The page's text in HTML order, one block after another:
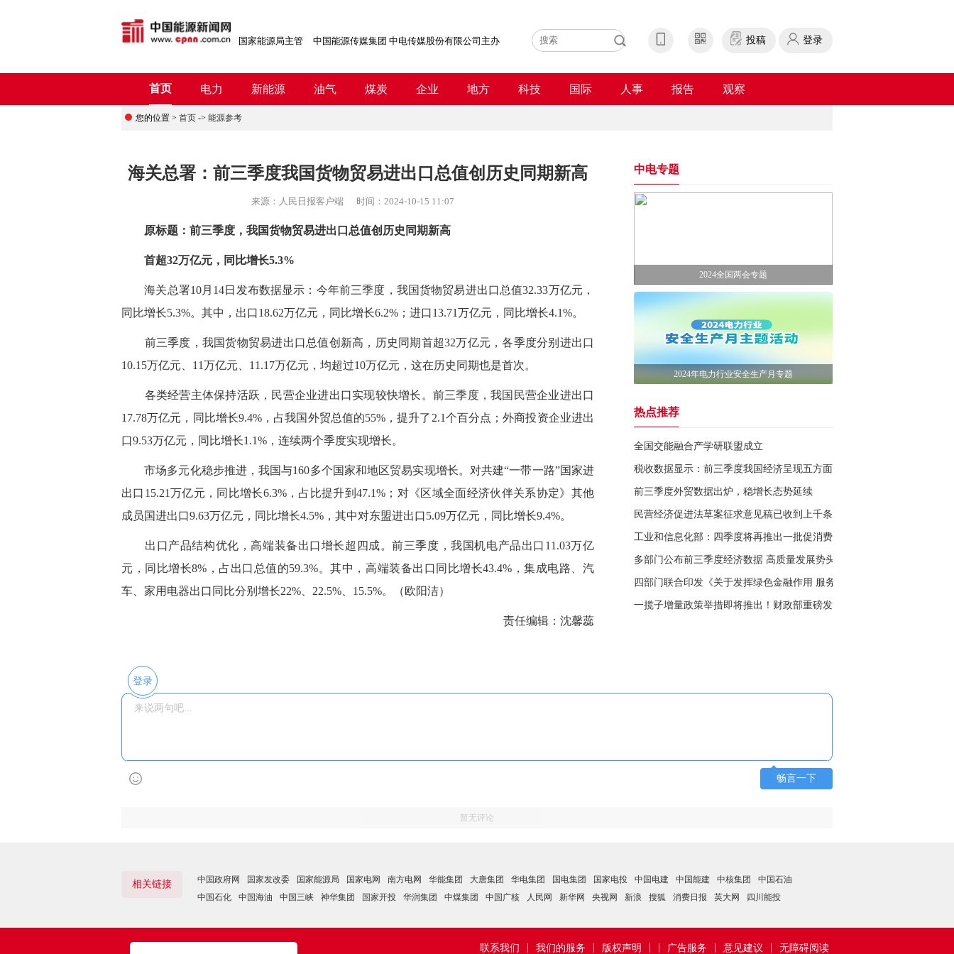
国家能源局主管 中国能源传媒集团 中电传媒股份有限公司主办 投稿 登录
首页 电力 新能源 油气 煤炭 企业 地方 科技 国际 人事 报告 观察
您的位置 > 首页 -> 能源参考
海关总署：前三季度我国货物贸易进出口总值创历史同期新高
来源： 人民日报客户端 时间： 2024-10-15 11:07
原标题：前三季度，我国货物贸易进出口总值创历史同期新高
首超32万亿元，同比增长5.3%
海关总署10月14日发布数据显示：今年前三季度，我国货物贸易进出口总值32.33万亿元，
同比增长5.3%。其中，出口18.62万亿元，同比增长6.2%；进口13.71万亿元，同比增长4.1%。
前三季度，我国货物贸易进出口总值创新高，历史同期首超32万亿元，各季度分别进出口
10.15万亿元、11万亿元、11.17万亿元，均超过10万亿元，这在历史同期也是首次。
各类经营主体保持活跃，民营企业进出口实现较快增长。前三季度，我国民营企业进出口
17.78万亿元，同比增长9.4%，占我国外贸总值的55%，提升了2.1个百分点；外商投资企业进出
口9.53万亿元，同比增长1.1%，连续两个季度实现增长。
市场多元化稳步推进，我国与160多个国家和地区贸易实现增长。对共建“一带一路”国家进
出口15.21万亿元，同比增长6.3%，占比提升到47.1%；对《区域全面经济伙伴关系协定》其他
成员国进出口9.63万亿元，同比增长4.5%，其中对东盟进出口5.09万亿元，同比增长9.4%。
出口产品结构优化，高端装备出口增长超四成。前三季度，我国机电产品出口11.03万亿
元，同比增长8%，占出口总值的59.3%。其中，高端装备出口同比增长43.4%，集成电路、汽
车、家用电器出口同比分别增长22%、22.5%、15.5%。（欧阳洁）
责任编辑：沈馨蕊
中电专题
2024全国两会专题
2024年电力行业安全生产月专题
热点推荐
全国交能融合产学研联盟成立
税收数据显示：前三季度我国经济呈现五方面亮点
前三季度外贸数据出炉，稳增长态势延续
民营经济促进法草案征求意见稿已收到上千条意见建议
工业和信息化部：四季度将再推出一批促消费、扩内需具体举措
多部门公布前三季度经济数据 高质量发展势头良好
四部门联合印发《关于发挥绿色金融作用 服务美丽中国建设的意见》
一揽子增量政策举措即将推出！财政部重磅发布
登录
畅言一下
暂无评论
相关链接 中国政府网 国家发改委 国家能源局 国家电网 南方电网 华能集团 大唐集团 华电集团 国电集团 国家电投 中国电建 中国能建 中核集团
中国石油
中国石化
中国海油 中国三峡 神华集团 国家开投 华润集团 中煤集团 中国广核 人民网 新华网 央视网 新浪 搜狐 消费日报 英大网 四川能投
无障碍阅读
意见建议
广告服务
版权声明
我们的服务
联系我们